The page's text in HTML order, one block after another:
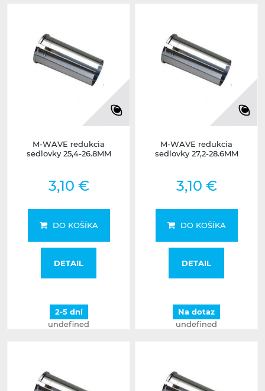
M-WAVE redukcia
sedlovky 25,4-26.8MM
3,10 €
DO KOŠÍKA
DETAIL
2-5 dní
undefined
M-WAVE redukcia
sedlovky 27,2-28.6MM
3,10 €
DO KOŠÍKA
DETAIL
Na dotaz
undefined